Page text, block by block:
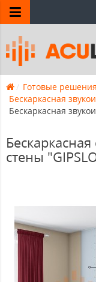
Готовые решения
Бескаркасная
Бескаркасная
стены